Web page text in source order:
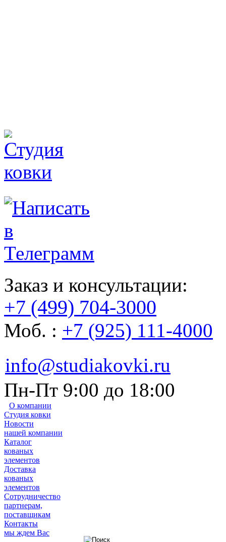
Заказ и консультации:
+7 (499) 704-3000
Моб. : +7 (925) 111-4000
info@studiakovki.ru
Пн-Пт 9:00 до 18:00
О компании
Студия ковки
Новости
нашей компании
Каталог
кованых
элементов
Доставка
кованых
элементов
Сотрудничество
партнерам,
поставщикам
Контакты
мы ждем Вас